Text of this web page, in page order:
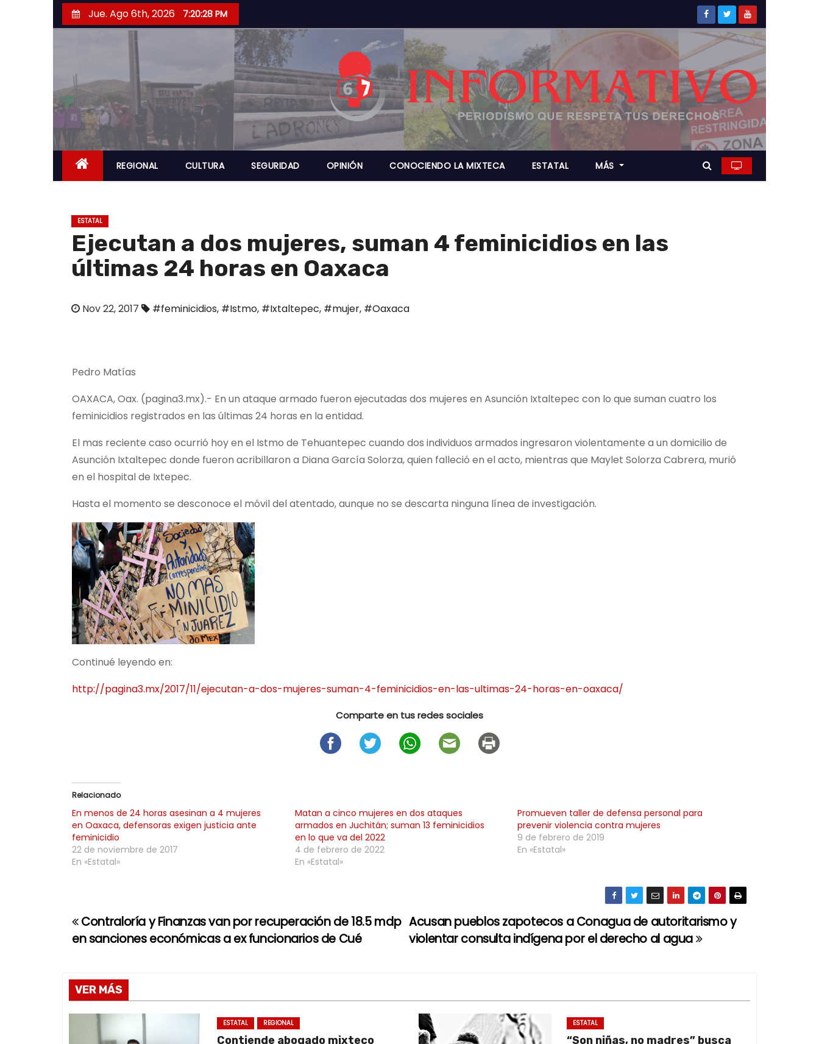
a
r
a
l
n
Jue. Ago 6th, 2026 7:20:28 PM
REGIONAL CULTURA SEGURIDAD OPINIÓN CONOCIENDO LA MIXTECA ESTATAL MÁS
ESTATAL
Ejecutan a dos mujeres, suman 4 feminicidios en las
últimas 24 horas en Oaxaca
Nov 22, 2017 #feminicidios, #Istmo, #Ixtaltepec, #mujer, #Oaxaca
Pedro Matías
OAXACA, Oax. (pagina3.mx).- En un ataque armado fueron ejecutadas dos mujeres en Asunción Ixtaltepec con lo que suman cuatro los
feminicidios registrados en las últimas 24 horas en la entidad.
El mas reciente caso ocurrió hoy en el Istmo de Tehuantepec cuando dos individuos armados ingresaron violentamente a un domicilio de
Asunción Ixtaltepec donde fueron acribillaron a Diana García Solorza, quien falleció en el acto, mientras que Maylet Solorza Cabrera, murió
en el hospital de Ixtepec.
Hasta el momento se desconoce el móvil del atentado, aunque no se descarta ninguna línea de investigación.
Continué leyendo en:
http://pagina3.mx/2017/11/ejecutan-a-dos-mujeres-suman-4-feminicidios-en-las-ultimas-24-horas-en-oaxaca/
Comparte en tus redes sociales
Relacionado
En menos de 24 horas asesinan a 4 mujeres
en Oaxaca, defensoras exigen justicia ante
feminicidio
22 de noviembre de 2017
En «Estatal»
Matan a cinco mujeres en dos ataques
armados en Juchitán; suman 13 feminicidios
en lo que va del 2022
4 de febrero de 2022
En «Estatal»
Promueven taller de defensa personal para
prevenir violencia contra mujeres
9 de febrero de 2019
En «Estatal»
N
v
e
Acusan pueblos zapotecos a Conagua de autoritarismo y
violentar consulta indígena por el derecho al agua
Contraloría y Finanzas van por recuperación de 18.5 mdp
en sanciones económicas a ex funcionarios de Cué
VER MÁS
ESTATAL REGIONAL
Contiende abogado mixteco
ESTATAL
“Son niñas, no madres” busca